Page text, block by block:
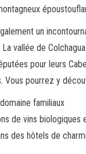
un
vallée de
pour leurs
Vous pourrez y
familiaux
de vins biologiques
des hôtels de